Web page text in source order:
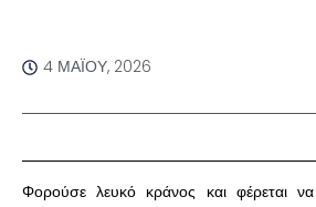
4 ΜΑΪ́ΟΥ, 2026
Φορούσε λευκό κράνος και φέρεται να